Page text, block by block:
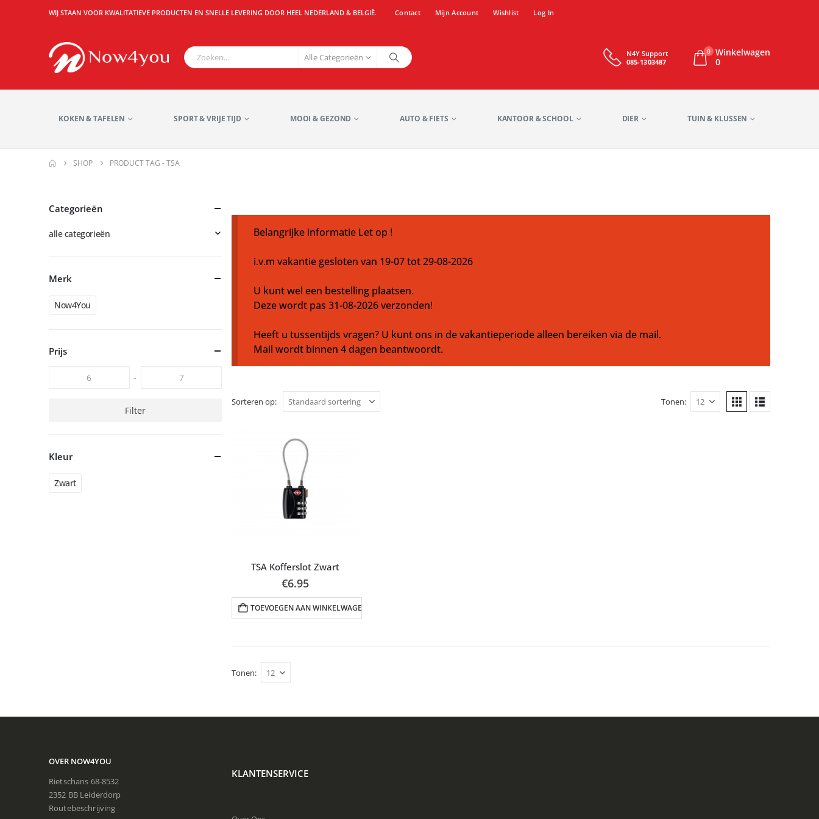
WIJ STAAN VOOR KWALITATIEVE PRODUCTEN EN SNELLE LEVERING DOOR HEEL NEDERLAND & BELGIË. Contact Mijn Account Wishlist Log In
Alle Categorieën
N4Y Support
085-1303487
0 Winkelwagen
0
KOKEN & TAFELEN SPORT & VRIJE TIJD MOOI & GEZOND AUTO & FIETS KANTOOR & SCHOOL DIER TUIN & KLUSSEN
SHOP PRODUCT TAG -TSA
Belangrijke informatie Let op !
i.v.m vakantie gesloten van 19-07 tot 29-08-2026
U kunt wel een bestelling plaatsen.
Deze wordt pas 31-08-2026 verzonden!
Heeft u tussentijds vragen? U kunt ons in de vakantieperiode alleen bereiken via de mail.
Mail wordt binnen 4 dagen beantwoordt.
Sorteren op: Tonen:
TSA Kofferslot Zwart
€6.95
TOEVOEGEN AAN WINKELWAGEN
Tonen:
Categorieën
alle categorieën
Merk
Now4You
Prijs
-
Filter
Kleur
Zwart
OVER NOW4YOU
Rietschans 68-8532
2352 BB Leiderdorp
Routebeschrijving
KLANTENSERVICE